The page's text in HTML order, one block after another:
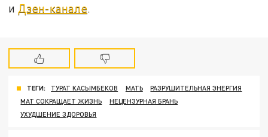
и Дзен-канале.
ТЕГИ: ТУРАТ КАСЫМБЕКОВ МАТЬ
РАЗРУШИТЕЛЬНАЯ ЭНЕРГИЯ
МАТ СОКРАЩАЕТ ЖИЗНЬ
НЕЦЕНЗУРНАЯ БРАНЬ
УХУДШЕНИЕ ЗДОРОВЬЯ